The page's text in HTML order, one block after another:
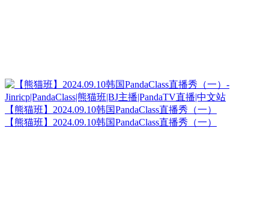
【熊猫班】2024.09.10韩国PandaClass直播秀（一）
【熊猫班】2024.09.10韩国PandaClass直播秀（一）